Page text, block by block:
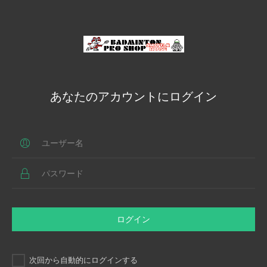
あなたのアカウントにログイン
ログイン
次回から自動的にログインする